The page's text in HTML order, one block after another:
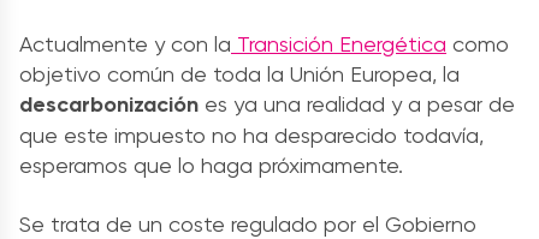
Actualmente y con la Transición Energética como
objetivo común de toda la Unión Europea, la
descarbonización es ya una realidad y a pesar de
que este impuesto no ha desparecido todavía,
esperamos que lo haga próximamente.
Se trata de un coste regulado por el Gobierno